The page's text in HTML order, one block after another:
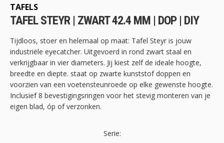
begin
van
de
afbeeldingen-
gallerij
TAFELS
TAFEL STEYR | ZWART 42.4 MM | DOP | DIY
Tijdloos, stoer en helemaal op maat: Tafel Steyr is jouw
industriële eyecatcher. Uitgevoerd in rond zwart staal en
verkrijgbaar in vier diameters. Jij kiest zelf de ideale hoogte,
breedte en diepte. staat op zwarte kunststof doppen en
voorzien van een voetensteunroede op elke gewenste hoogte.
Inclusief 8 bevestigingsringen voor het stevig monteren van je
eigen blad, óp of verzonken.
Serie: